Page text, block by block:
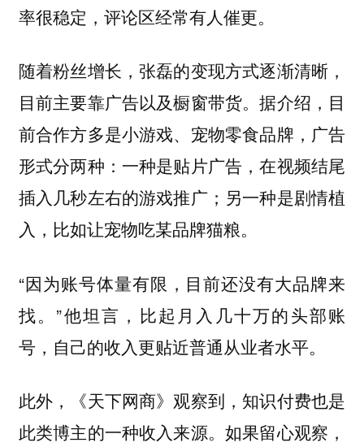
率很稳定，评论区经常有人催更。
随着粉丝增长，张磊的变现方式逐渐清晰，
目前主要靠广告以及橱窗带货。据介绍，目
前合作方多是小游戏、宠物零食品牌，广告
形式分两种：一种是贴片广告，在视频结尾
插入几秒左右的游戏推广；另一种是剧情植
入，比如让宠物吃某品牌猫粮。
“因为账号体量有限，目前还没有大品牌来
找。”他坦言，比起月入几十万的头部账
号，自己的收入更贴近普通从业者水平。
此外，《天下网商》观察到，知识付费也是
此类博主的一种收入来源。如果留心观察，